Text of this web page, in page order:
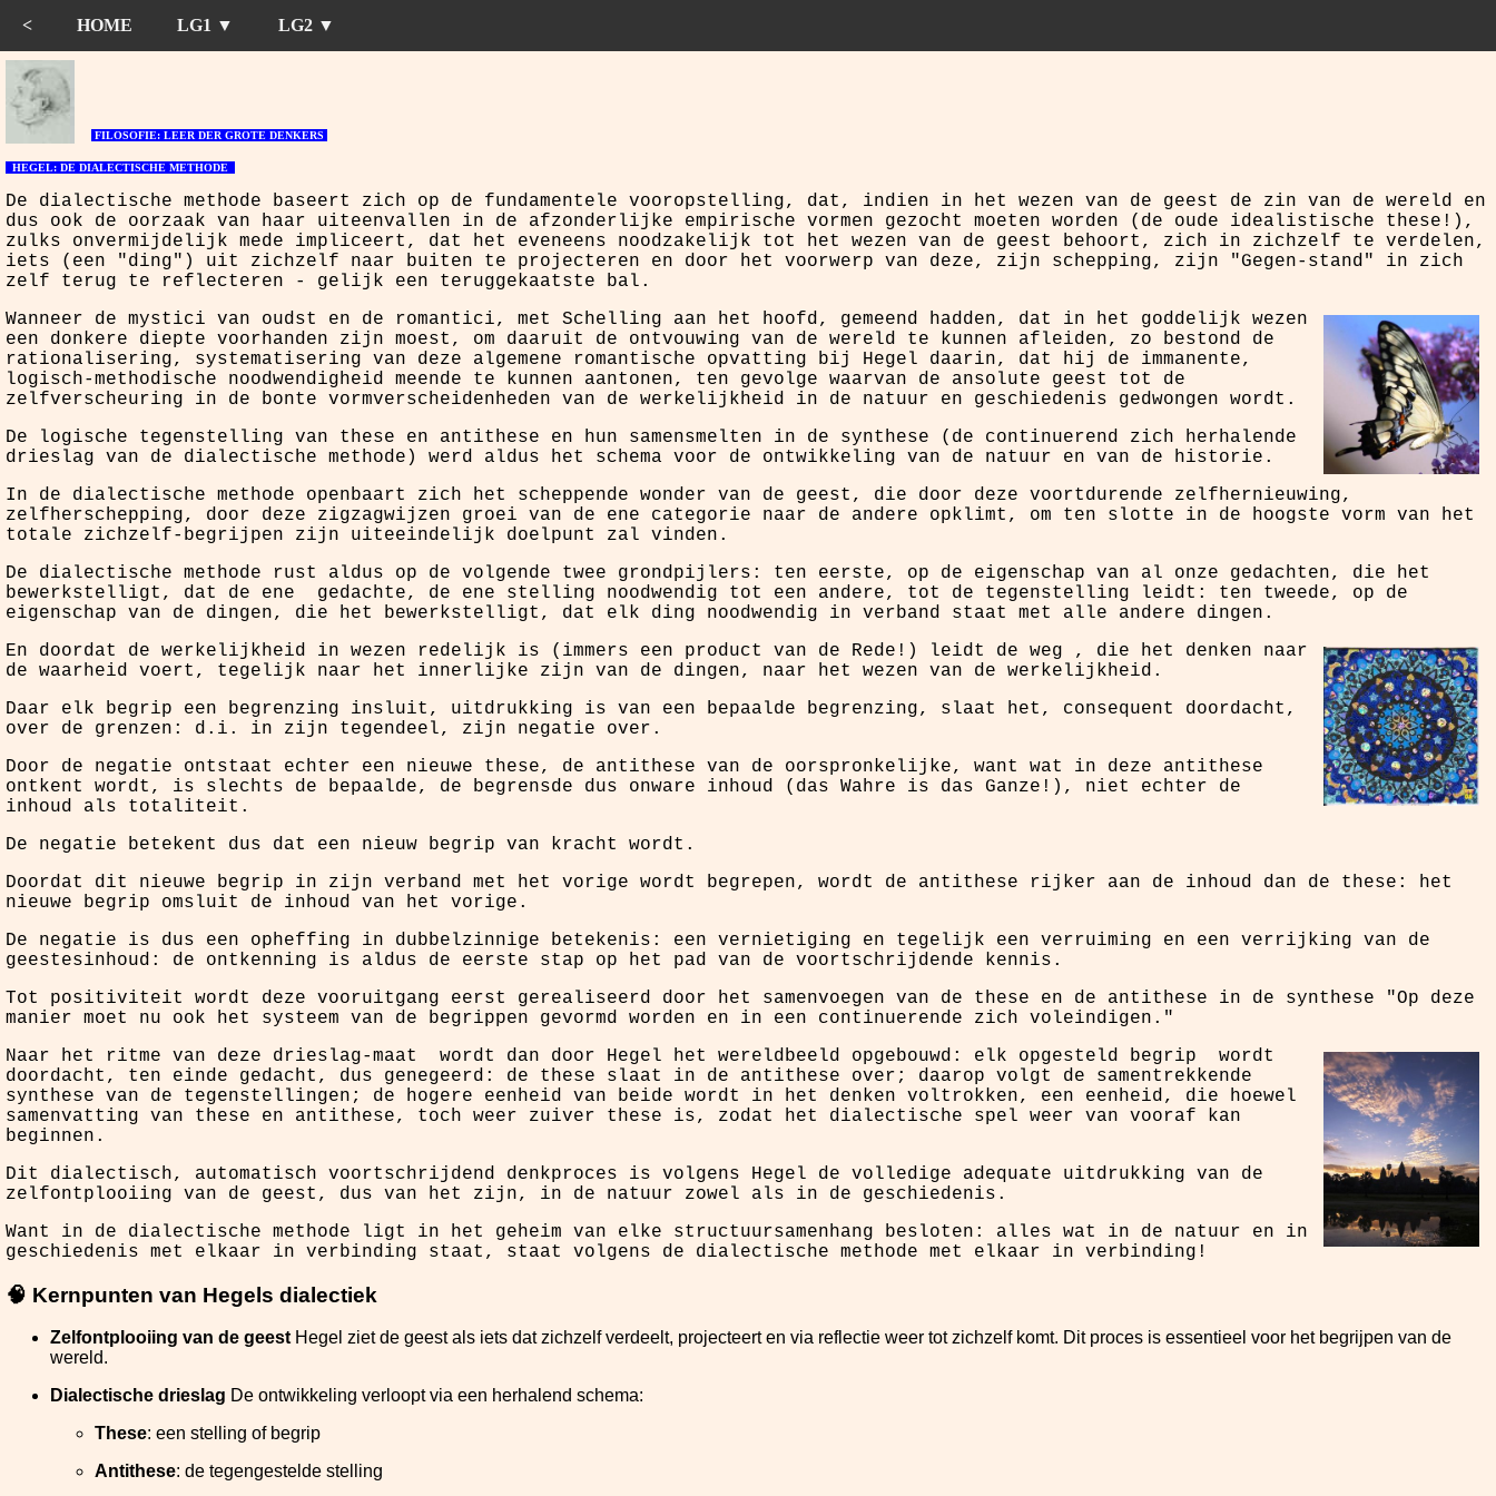
< HOME LG1 ▼ LG2 ▼
FILOSOFIE: LEER DER GROTE DENKERS
HEGEL: DE DIALECTISCHE METHODE
De dialectische methode baseert zich op de fundamentele vooropstelling, dat, indien in het wezen van de geest de zin van de wereld en
dus ook de oorzaak van haar uiteenvallen in de afzonderlijke empirische vormen gezocht moeten worden (de oude idealistische these!),
zulks onvermijdelijk mede impliceert, dat het eveneens noodzakelijk tot het wezen van de geest behoort, zich in zichzelf te verdelen,
iets (een "ding") uit zichzelf naar buiten te projecteren en door het voorwerp van deze, zijn schepping, zijn "Gegen-stand" in zich
zelf terug te reflecteren - gelijk een teruggekaatste bal.
Wanneer de mystici van oudst en de romantici, met Schelling aan het hoofd, gemeend hadden, dat in het goddelijk wezen
een donkere diepte voorhanden zijn moest, om daaruit de ontvouwing van de wereld te kunnen afleiden, zo bestond de
rationalisering, systematisering van deze algemene romantische opvatting bij Hegel daarin, dat hij de immanente,
logisch-methodische noodwendigheid meende te kunnen aantonen, ten gevolge waarvan de ansolute geest tot de
zelfverscheuring in de bonte vormverscheidenheden van de werkelijkheid in de natuur en geschiedenis gedwongen wordt.
De logische tegenstelling van these en antithese en hun samensmelten in de synthese (de continuerend zich herhalende
drieslag van de dialectische methode) werd aldus het schema voor de ontwikkeling van de natuur en van de historie.
In de dialectische methode openbaart zich het scheppende wonder van de geest, die door deze voortdurende zelfhernieuwing,
zelfherschepping, door deze zigzagwijzen groei van de ene categorie naar de andere opklimt, om ten slotte in de hoogste vorm van het
totale zichzelf-begrijpen zijn uiteeindelijk doelpunt zal vinden.
De dialectische methode rust aldus op de volgende twee grondpijlers: ten eerste, op de eigenschap van al onze gedachten, die het
bewerkstelligt, dat de ene gedachte, de ene stelling noodwendig tot een andere, tot de tegenstelling leidt: ten tweede, op de
eigenschap van de dingen, die het bewerkstelligt, dat elk ding noodwendig in verband staat met alle andere dingen.
En doordat de werkelijkheid in wezen redelijk is (immers een product van de Rede!) leidt de weg , die het denken naar
de waarheid voert, tegelijk naar het innerlijke zijn van de dingen, naar het wezen van de werkelijkheid.
Daar elk begrip een begrenzing insluit, uitdrukking is van een bepaalde begrenzing, slaat het, consequent doordacht,
over de grenzen: d.i. in zijn tegendeel, zijn negatie over.
Door de negatie ontstaat echter een nieuwe these, de antithese van de oorspronkelijke, want wat in deze antithese
ontkent wordt, is slechts de bepaalde, de begrensde dus onware inhoud (das Wahre is das Ganze!), niet echter de
inhoud als totaliteit.
De negatie betekent dus dat een nieuw begrip van kracht wordt.
Doordat dit nieuwe begrip in zijn verband met het vorige wordt begrepen, wordt de antithese rijker aan de inhoud dan de these: het
nieuwe begrip omsluit de inhoud van het vorige.
De negatie is dus een opheffing in dubbelzinnige betekenis: een vernietiging en tegelijk een verruiming en een verrijking van de
geestesinhoud: de ontkenning is aldus de eerste stap op het pad van de voortschrijdende kennis.
Tot positiviteit wordt deze vooruitgang eerst gerealiseerd door het samenvoegen van de these en de antithese in de synthese "Op deze
manier moet nu ook het systeem van de begrippen gevormd worden en in een continuerende zich voleindigen."
Naar het ritme van deze drieslag-maat wordt dan door Hegel het wereldbeeld opgebouwd: elk opgesteld begrip wordt
doordacht, ten einde gedacht, dus genegeerd: de these slaat in de antithese over; daarop volgt de samentrekkende
synthese van de tegenstellingen; de hogere eenheid van beide wordt in het denken voltrokken, een eenheid, die hoewel
samenvatting van these en antithese, toch weer zuiver these is, zodat het dialectische spel weer van vooraf kan
beginnen.
Dit dialectisch, automatisch voortschrijdend denkproces is volgens Hegel de volledige adequate uitdrukking van de
zelfontplooiing van de geest, dus van het zijn, in de natuur zowel als in de geschiedenis.
Want in de dialectische methode ligt in het geheim van elke structuursamenhang besloten: alles wat in de natuur en in
geschiedenis met elkaar in verbinding staat, staat volgens de dialectische methode met elkaar in verbinding!
🧠 Kernpunten van Hegels dialectiek
Zelfontplooiing van de geestHegel ziet de geest als iets dat zichzelf verdeelt, projecteert en via reflectie weer tot zichzelf komt. Dit proces is essentieel voor het begrijpen van de
wereld.
Dialectische drieslag De ontwikkeling verloopt via een herhalend schema:
These: een stelling of begrip
Antithese: de tegengestelde stelling